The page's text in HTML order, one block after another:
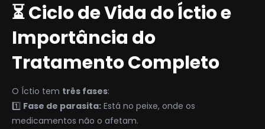
⏳ Ciclo de Vida do Íctio e
Importância do
Tratamento Completo
O Íctio tem três fases:
1️⃣ Fase de parasita: Está no peixe, onde os
medicamentos não o afetam.